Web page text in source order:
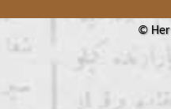
© Her